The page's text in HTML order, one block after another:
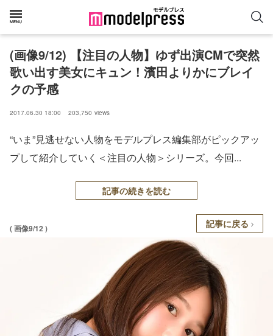
(画像9/12) 【注目の人物】ゆず出演CMで突然
歌い出す美女にキュン！濱田よりかにブレイ
クの予感
2017.06.30 18:00 203,750 views
“いま”見逃せない人物をモデルプレス編集部がピックアッ
プして紹介していく＜注目の人物＞シリーズ。今回...
記事の続きを読む
( 画像9/12 ) 記事に戻る